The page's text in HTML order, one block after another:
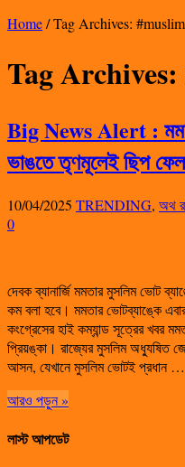
Home/Tag Archives:
Tag Archives:
Big News Alert :
ভাঙতে তৃণমূলেই ছিপ
10/04/2025 TRENDING, অথ
0
দেবক ব্যানার্জি মমতার মুসলিম ভোট
কম বলা হবে। মমতার ভোটব্যাঙ্কে এবার
কংগ্রেসের হাই কম্যান্ড সূত্রের খবর
প্রিয়ঙ্কা। রাজ্যের মুসলিম অধ্যুষিত
আসন, যেখানে মুসলিম ভোটই প্রধান …
আরও পড়ুন »
লাস্ট আপডেট